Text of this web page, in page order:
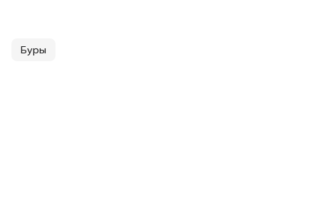
Буры